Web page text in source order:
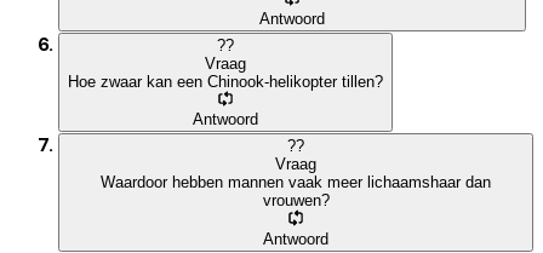
Antwoord
??
Vraag
Hoe zwaar kan een Chinook-helikopter tillen?
Antwoord
??
Vraag
Waardoor hebben mannen vaak meer lichaamshaar dan
vrouwen?
Antwoord